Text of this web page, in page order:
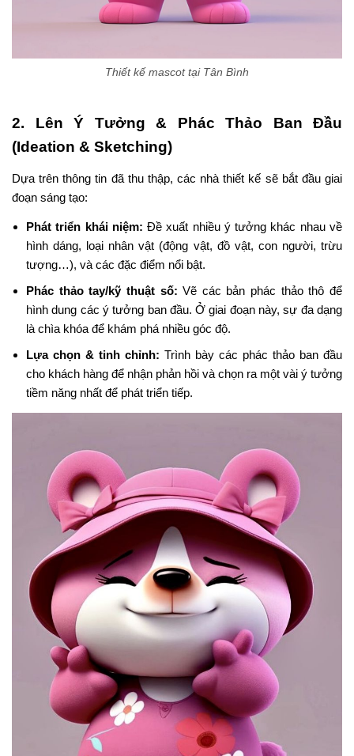
Thiết kế mascot tại Tân Bình
2. Lên Ý Tưởng & Phác Thảo Ban Đầu
(Ideation & Sketching)
Dựa trên thông tin đã thu thập, các nhà thiết kế sẽ bắt đầu giai
đoạn sáng tạo:
Phát triển khái niệm: Đề xuất nhiều ý tưởng khác nhau về
hình dáng, loại nhân vật (động vật, đồ vật, con người, trừu
tượng…), và các đặc điểm nổi bật.
Phác thảo tay/kỹ thuật số: Vẽ các bản phác thảo thô để
hình dung các ý tưởng ban đầu. Ở giai đoạn này, sự đa dạng
là chìa khóa để khám phá nhiều góc độ.
Lựa chọn & tinh chỉnh: Trình bày các phác thảo ban đầu
cho khách hàng để nhận phản hồi và chọn ra một vài ý tưởng
tiềm năng nhất để phát triển tiếp.